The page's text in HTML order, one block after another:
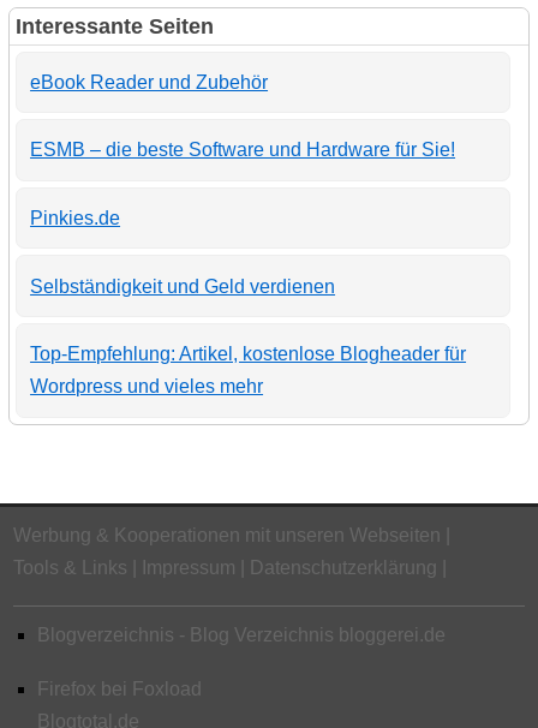
Interessante Seiten
eBook Reader und Zubehör
ESMB – die beste Software und Hardware für Sie!
Pinkies.de
Selbständigkeit und Geld verdienen
Top-Empfehlung: Artikel, kostenlose Blogheader für
Wordpress und vieles mehr
Werbung & Kooperationen mit unseren Webseiten
Tools & Links
Impressum Datenschutzerklärung
Blogverzeichnis - Blog Verzeichnis bloggerei.de
Firefox bei Foxload
Blogtotal.de